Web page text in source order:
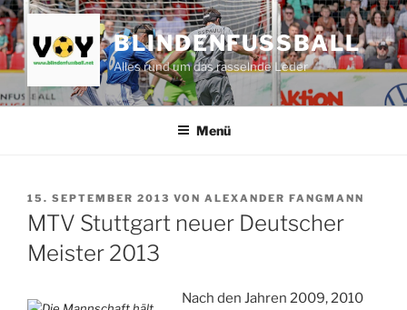
Zum
Inhalt
springen
BLINDENFUSSBALL
Alles rund um das rasselnde Leder
Menü
VERÖFFENTLICHT
AM
15. SEPTEMBER 2013 VON ALEXANDER FANGMANN
MTV Stuttgart neuer Deutscher
Meister 2013
Nach den Jahren 2009, 2010